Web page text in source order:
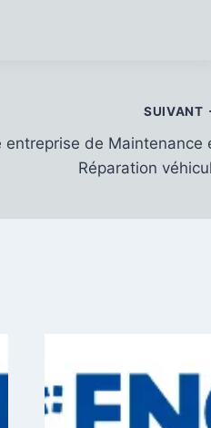
SUIVANT
entreprise de Maintenance
Réparation